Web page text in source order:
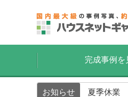
完成事例を
お知らせ 夏季休業